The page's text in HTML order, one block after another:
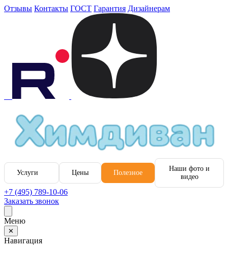
Отзывы Контакты ГОСТ Гарантия Дизайнерам
Услуги Цены Полезное
Наши фото и
видео
+7 (495) 789-10-06
Заказать звонок
Меню
✕
Навигация